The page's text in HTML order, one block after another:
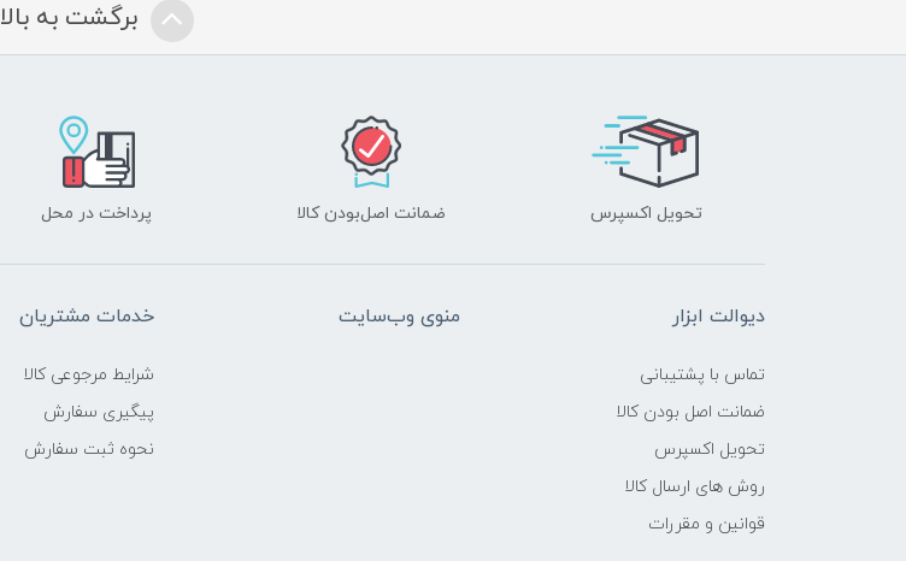
برگشت به بالا
تحویل اکسپرس ضمانت اصل‌بودن کالا پرداخت در محل
دیوالت ابزار
تماس با پشتیبانی
ضمانت اصل بودن کالا
تحویل اکسپرس
روش های ارسال کالا
قوانین و مقررات
منوی وب‌سایت خدمات مشتریان
شرایط مرجوعی کالا
پیگیری سفارش
نحوه ثبت سفارش